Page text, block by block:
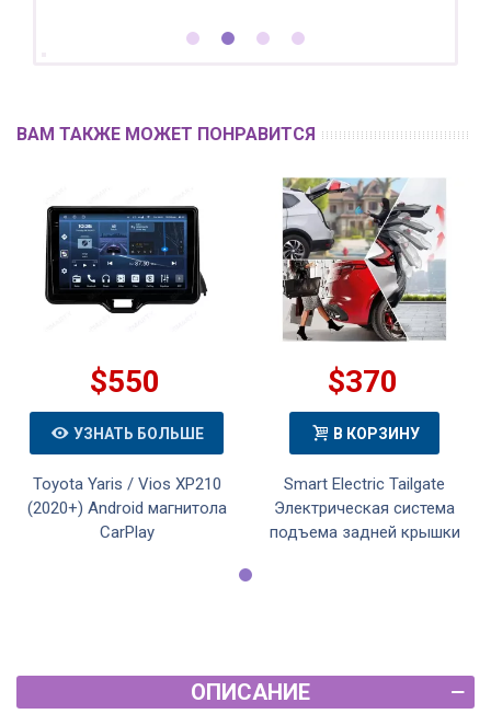
ВАМ ТАКЖЕ МОЖЕТ ПОНРАВИТСЯ
$550
УЗНАТЬ БОЛЬШЕ
Toyota Yaris / Vios XP210
(2020+) Android магнитола
CarPlay
$370
В КОРЗИНУ
Smart Electric Tailgate
Электрическая система
подъема задней крышки
ОПИСАНИЕ